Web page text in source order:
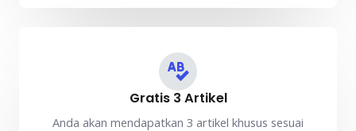
Gratis 3 Artikel
Anda akan mendapatkan 3 artikel khusus sesuai